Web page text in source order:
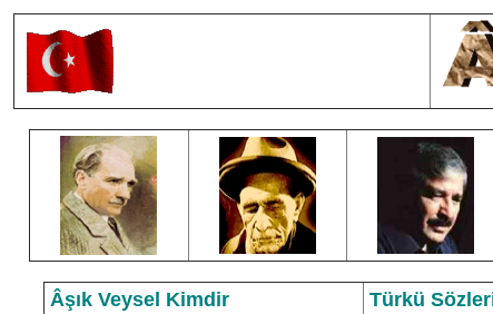
Âşık Veysel Kimdir Türkü